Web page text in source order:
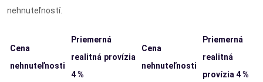
nehnuteľností.
Cena
nehnuteľnosti
Priemerná
realitná provízia
4 %
Cena
nehnuteľnosti
Priemerná
realitná
provízia 4 %